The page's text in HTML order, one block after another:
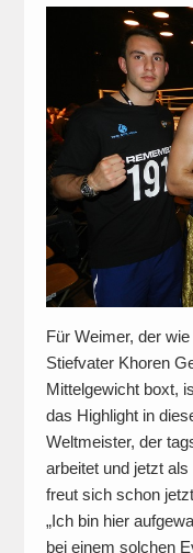
Für Weimer, der
Stiefvater Khoren
Mittelgewicht boxt,
das Highlight in
Weltmeister, der
arbeitet und jetzt
freut sich schon
„Ich bin hier
bei einem solchen